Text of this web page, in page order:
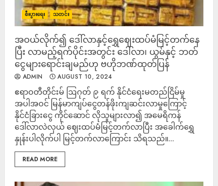
စီးပွားရေး သတင်း
အဝယ်လိုက်၍ ဒေါ်လာနှင့်ရွှေဈေးထပ်မံမြင့်တက်နေ
ပြီး လာမည့်ရက်ပိုင်းအတွင်း ဒေါ်လာ၊ ယွမ်နှင့် ဘတ်
ငွေများရောင်းချမည်ဟု ဗဟိုဘဏ်ထုတ်ပြန်
ADMIN AUGUST 10, 2024
ဧရာဝတီတိုင်းမ် ဩဂုတ် ၉ ရက် နိုင်ငံရေးမတည်ငြိမ်မှု
အပါအဝင် မြန်မာကျပ်ငွေတန်ဖိုးကျဆင်းလာမှုကြောင့်
နိုင်ငံခြားငွေ ကိုင်ဆောင် လိုသူများလာ၍ အမေရိကန်
ဒေါ်လာလဲလှယ် ဈေးထပ်မံမြင့်တက်လာပြီး အခေါက်ရွှေ
နှုန်းပါလိုက်ပါ မြင့်တက်လာကြောင်း သိရသည်။...
READ MORE